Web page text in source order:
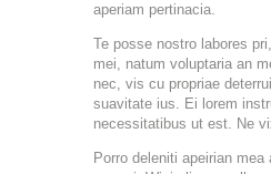
aperiam pertinacia.
Te posse nostro labores
mei, natum voluptaria an
nec, vis cu propriae
suavitate ius. Ei lorem
necessitatibus ut est. Ne
Porro deleniti apeirian